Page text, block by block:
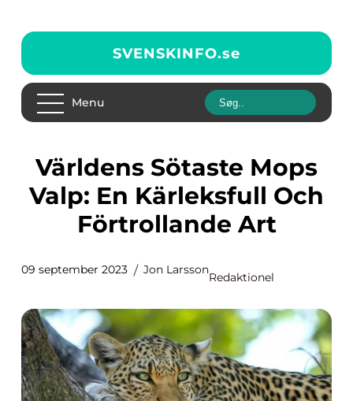
SVENSKINFO.se
Menu
Världens Sötaste Mops
Valp: En Kärleksfull Och
Förtrollande Art
09 september 2023 Jon Larsson
Redaktionel